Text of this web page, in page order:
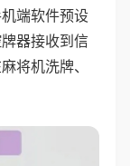
端软件预设
器接收到信
将机洗牌、